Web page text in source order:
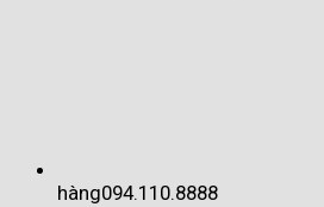
hàng094.110.8888